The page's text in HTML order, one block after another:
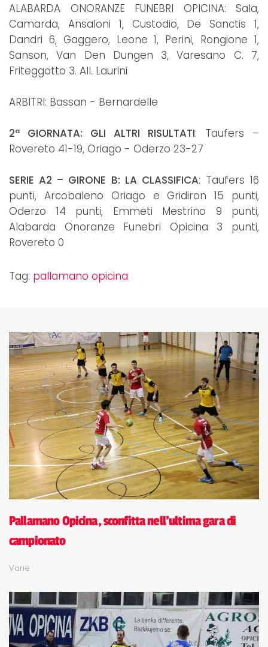
ALABARDA ONORANZE FUNEBRI OPICINA: Sala,
Camarda, Ansaloni 1, Custodio, De Sanctis 1,
Dandri 6, Gaggero, Leone 1, Perini, Rongione 1,
Sanson, Van Den Dungen 3, Varesano C. 7,
Friteggotto 3. All. Laurini
ARBITRI: Bassan - Bernardelle
2ª GIORNATA: GLI ALTRI RISULTATI: Taufers –
Rovereto 41-19, Oriago - Oderzo 23-27
SERIE A2 – GIRONE B: LA CLASSIFICA: Taufers 16
punti, Arcobaleno Oriago e Gridiron 15 punti,
Oderzo 14 punti, Emmeti Mestrino 9 punti,
Alabarda Onoranze Funebri Opicina 3 punti,
Rovereto 0
Tag: pallamano opicina
Pallamano Opicina, sconfitta nell'ultima gara di
campionato
Varie